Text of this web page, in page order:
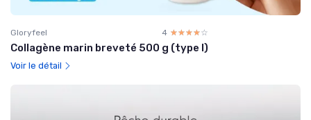
Gloryfeel 4 ☆☆☆☆☆
★★★★★
Collagène marin breveté 500 g (type I)
Voir le détail